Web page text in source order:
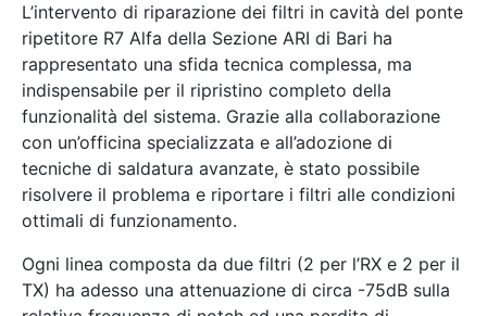
L’intervento di riparazione dei filtri in cavità del ponte
ripetitore R7 Alfa della Sezione ARI di Bari ha
rappresentato una sfida tecnica complessa, ma
indispensabile per il ripristino completo della
funzionalità del sistema. Grazie alla collaborazione
con un’officina specializzata e all’adozione di
tecniche di saldatura avanzate, è stato possibile
risolvere il problema e riportare i filtri alle condizioni
ottimali di funzionamento.
Ogni linea composta da due filtri (2 per l’RX e 2 per il
TX) ha adesso una attenuazione di circa -75dB sulla